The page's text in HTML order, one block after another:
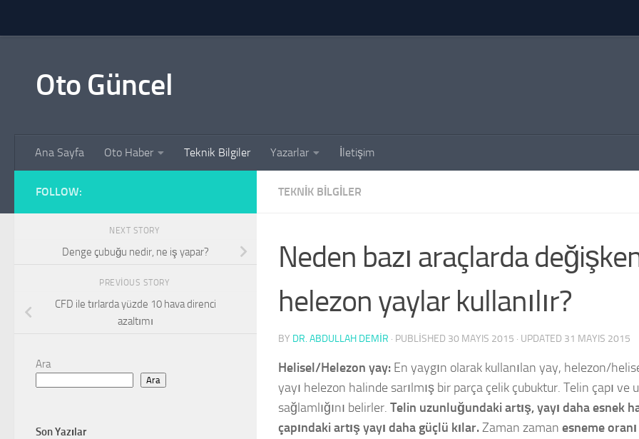
Oto Güncel
Ana Sayfa Oto Haber Teknik Bilgiler Yazarlar İletişim
TEKNIK BILGILER
Neden bazı araçlarda
helezon yaylar kullanılır?
BY DR. ABDULLAH DEMİR · PUBLISHED 30 MAYIS 2015 · UPDATED 31 MAYIS 2015
Helisel/Helezon yay: En yaygın olarak kullanılan yay, helezon/
yayı helezon halinde sarılmış bir parça çelik çubuktur. Telin çapı ve
sağlamlığını belirler. Telin uzunluğundaki artış, yayı daha esnek
çapındaki artış yayı daha güçlü kılar.Zaman zaman esneme oranı
FOLLOW:
NEXT STORY
Denge çubuğu nedir, ne iş yapar?
PREVIOUS STORY
CFD ile tırlarda yüzde 10 hava direnci
azaltımı
Ara
Ara
Son Yazılar